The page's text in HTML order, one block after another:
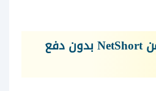
نصائح للاستفادة من NetShort بدون دفع